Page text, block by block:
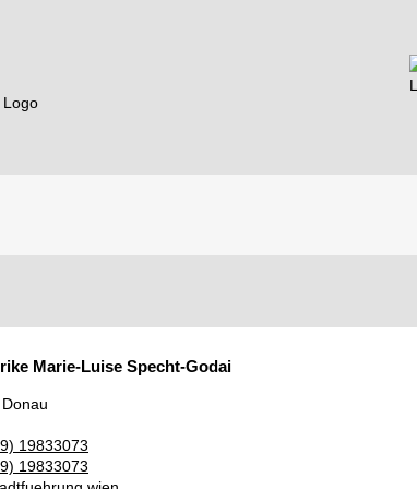
Marie-Luise Specht-Godai
19833073
19833073